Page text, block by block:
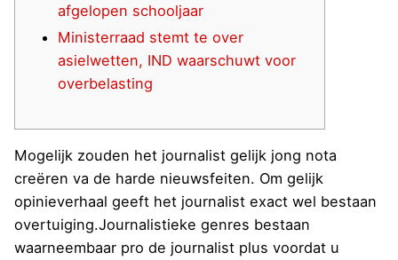
afgelopen schooljaar
Ministerraad stemt te over
asielwetten, IND waarschuwt voor
overbelasting
Mogelijk zouden het journalist gelijk jong nota
creëren va de harde nieuwsfeiten. Om gelijk
opinieverhaal geeft het journalist exact wel bestaan
overtuiging.Journalistieke genres bestaan
waarneembaar pro de journalist plus voordat u